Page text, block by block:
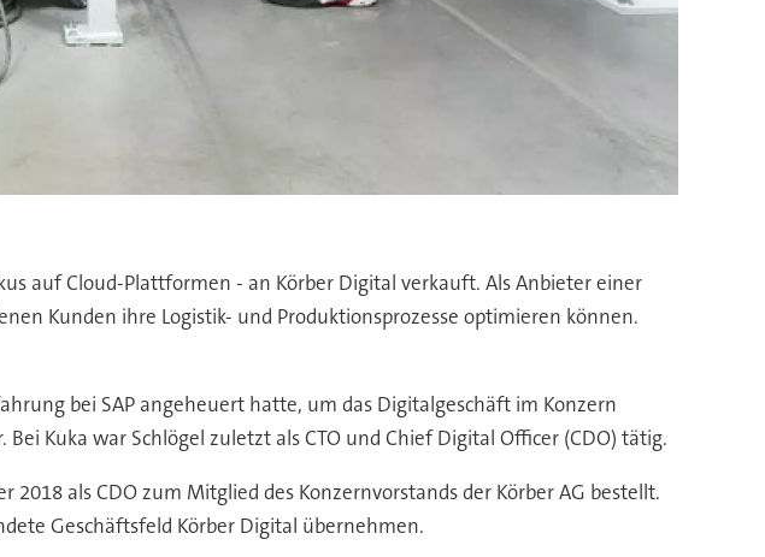
auf Cloud-Plattformen - an Körber Digital verkauft. Als Anbieter einer
Kunden ihre Logistik- und Produktionsprozesse optimieren können.
bei SAP angeheuert hatte, um das Digitalgeschäft im Konzern
Kuka war Schlögel zuletzt als CTO und Chief Digital Officer (CDO) tätig.
als CDO zum Mitglied des Konzernvorstands der Körber AG bestellt.
Geschäftsfeld Körber Digital übernehmen.